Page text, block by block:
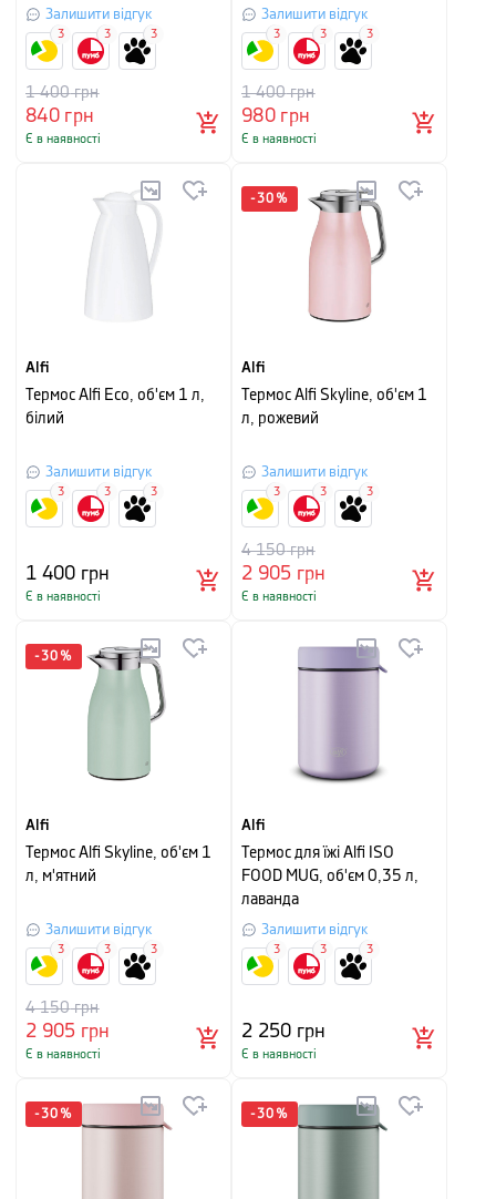
Залишити відгук
840грн
1 400грн
Є в наявності
3 3 3
Залишити відгук
980грн
1 400грн
Є в наявності
3 3 3
Alfi
Термос Alfi Eco, об'єм 1 л,
білий
Залишити відгук
1 400 грн
Є в наявності
3 3 3
-30 %
Alfi
Термос Alfi Skyline, об'єм 1
л, рожевий
Залишити відгук
2 905 грн
4 150грн
Є в наявності
3 3 3
-30 %
Alfi
Термос Alfi Skyline, об'єм 1
л, м'ятний
Залишити відгук
2 905 грн
4 150грн
Є в наявності
3 3 3
Alfi
Термос для їжі Alfi ISO
FOOD MUG, об'єм 0,35 л,
лаванда
Залишити відгук
2 250 грн
Є в наявності
3 3 3
-30 % -30 %